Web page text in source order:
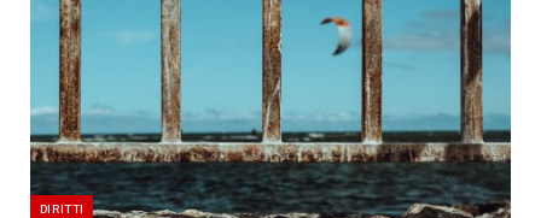
DIRITTI